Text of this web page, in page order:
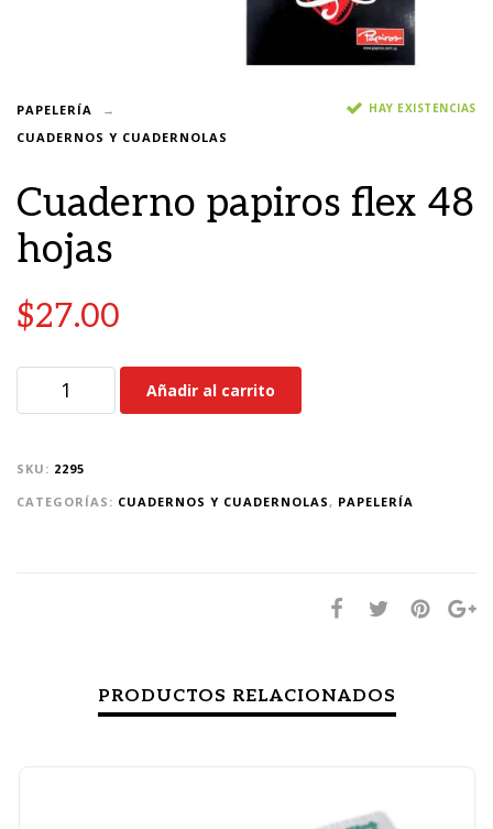
PAPELERÍA
CUADERNOS Y CUADERNOLAS
HAY EXISTENCIAS
Cuaderno papiros flex 48
hojas
$27.00
Añadir al carrito
SKU: 2295
CATEGORÍAS: CUADERNOS Y CUADERNOLAS, PAPELERÍA
PRODUCTOS RELACIONADOS